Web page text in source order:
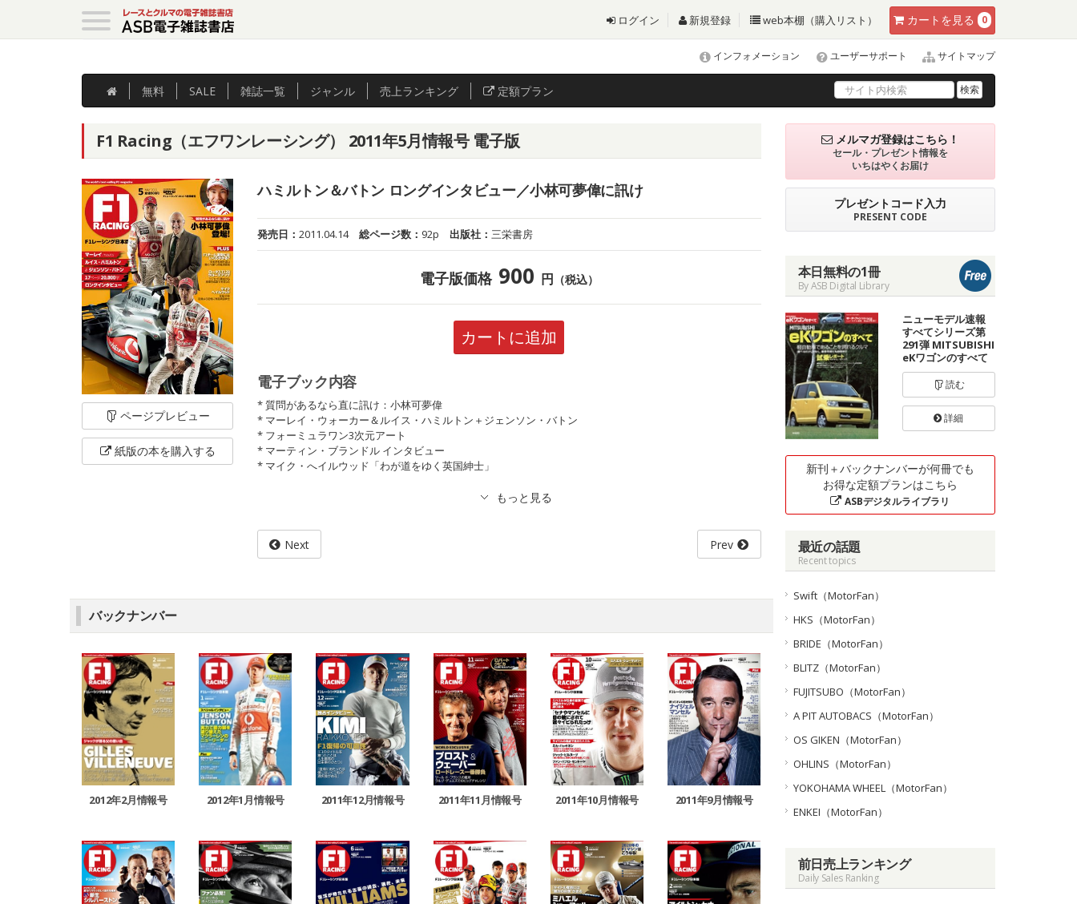
カート を見る 0
ログイン 新規登録 web本棚（購入リスト）
インフォメーション ユーザーサポート サイトマップ
無料 SALE 雑誌一覧 ジャンル 売上ランキング 定額プラン 検索
F1 Racing（エフワンレーシング） 2011年5月情報号 電子版
ページプレビュー
紙版の本を購入する
ハミルトン＆バトン ロングインタビュー／小林可夢偉に訊け
発売日：2011.04.14 総ページ数： 92p 出版社：三栄書房
電子版価格 900 円 （税込）
カートに追加
電子ブック内容
* 質問があるなら直に訊け：小林可夢偉
* マーレイ・ウォーカー＆ルイス・ハミルトン＋ジェンソン・バトン
* フォーミュラワン3次元アート
* マーティン・ブランドル インタビュー
* マイク・へイルウッド「わが道をゆく英国紳士」
Next Prev
バックナンバー
2012年2月情報号 2012年1月情報号 2011年12月情報号 2011年11月情報号 2011年10月情報号 2011年9月情報号
メルマガ登録はこちら！
セール・プレゼント情報を
いちはやくお届け
プレゼントコード入力
PRESENT CODE
本日無料の1冊
By ASB Digital Library
ニューモデル速報
すべてシリーズ第
291弾 MITSUBISHI
eKワゴンのすべて
読む
詳細
新刊＋バックナンバーが何冊でも
お得な定額プランはこちら
ASBデジタルライブラリ
最近の話題
Recent topics
Swift（MotorFan）
HKS（MotorFan）
BRIDE（MotorFan）
BLITZ（MotorFan）
FUJITSUBO（MotorFan）
A PIT AUTOBACS（MotorFan）
OS GIKEN（MotorFan）
OHLINS（MotorFan）
YOKOHAMA WHEEL（MotorFan）
ENKEI（MotorFan）
前日売上ランキング
Daily Sales Ranking